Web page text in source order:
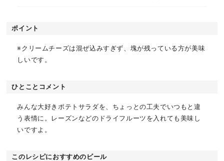
ポイント
※クリームチーズは混ぜ込みすぎず、塊が残っている方が美味
しいです。
ひとことコメント
みんな大好きポテトサラダを、ちょっとの工夫でいつもと違
う表情に。レーズンなどのドライフルーツを入れても美味し
いですよ。
このレシピにおすすめのビール